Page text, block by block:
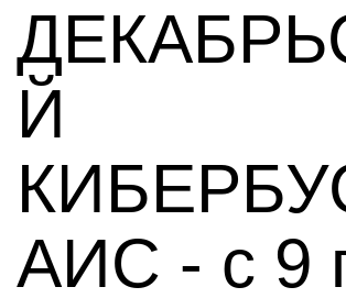
Й
АИС - с 9